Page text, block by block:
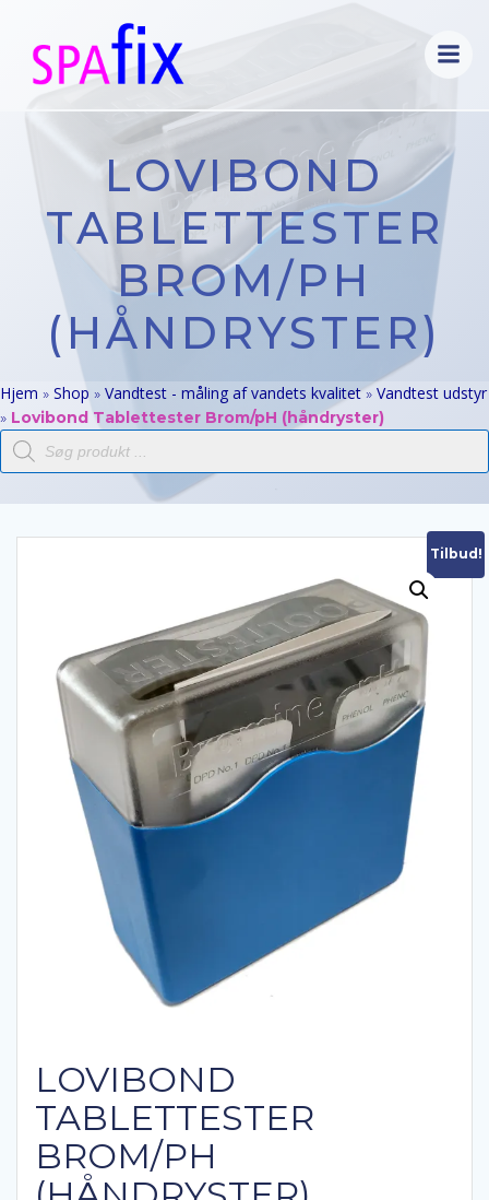
indhold
LOVIBOND
TABLETTESTER
BROM/PH
(HÅNDRYSTER)
Hjem » Shop » Vandtest - måling af vandets kvalitet» Vandtest udstyr
» Lovibond Tablettester Brom/pH (håndryster)
Products
search
Tilbud!
LOVIBOND
TABLETTESTER
BROM/PH